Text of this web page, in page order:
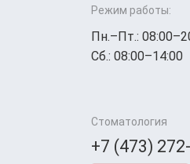
Режим работы:
Пн.–Пт.:
Сб.: 08:00–14:00
Стоматология
+7 (473)